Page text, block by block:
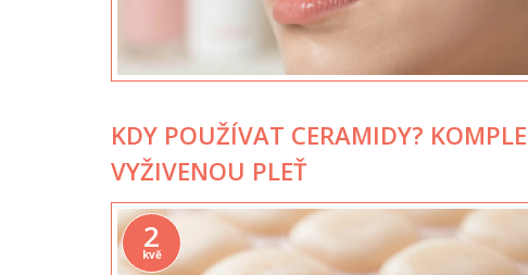
KDY POUŽÍVAT CERAMIDY?
VYŽIVENOU PLEŤ
2
kvě